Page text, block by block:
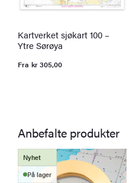
Kartverket sjøkart 100 –
Ytre Sørøya
Fra kr305,00
Anbefalte produkter
Nyhet
På lager